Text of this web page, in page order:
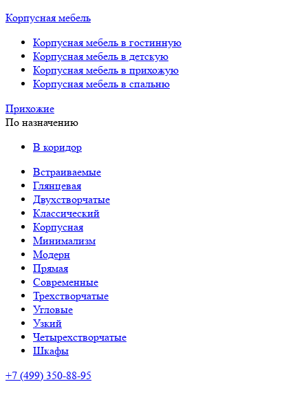
Корпусная мебель
Корпусная мебель в гостинную
Корпусная мебель в детскую
Корпусная мебель в прихожую
Корпусная мебель в спальню
Прихожие
По назначению
В коридор
Встраиваемые
Глянцевая
Двухстворчатые
Классический
Корпусная
Минимализм
Модерн
Прямая
Современные
Трехстворчатые
Угловые
Узкий
Четырехстворчатые
Шкафы
+7 (499) 350-88-95